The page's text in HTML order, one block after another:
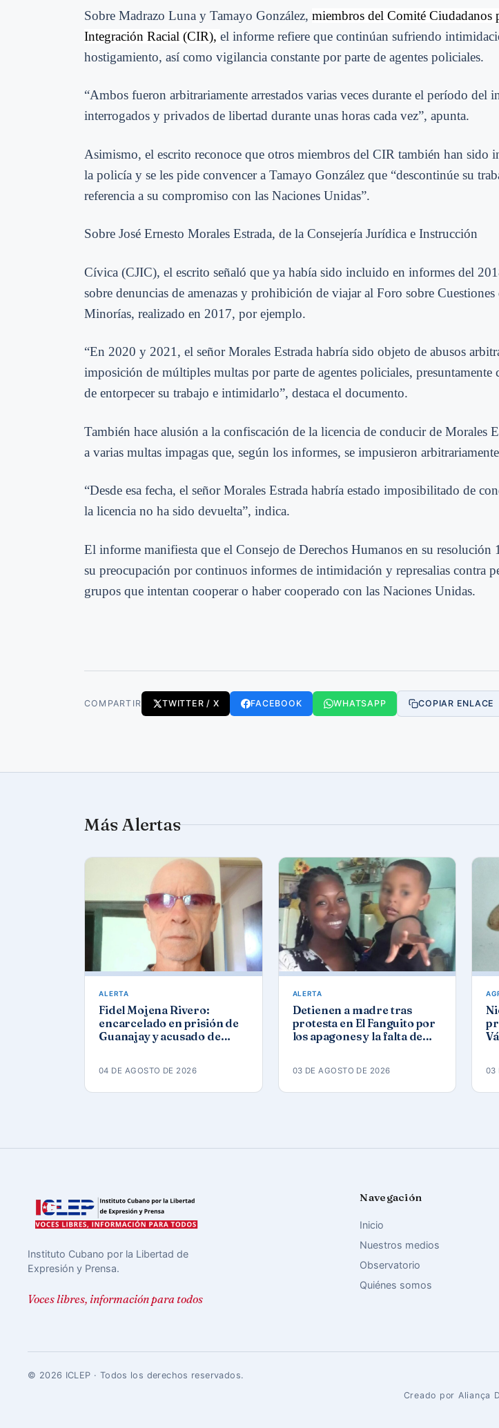
Sobre Madrazo Luna y Tamayo González, miembros del Comité Ciudadanos
Integración Racial (CIR), el informe refiere que continúan sufriendo
hostigamiento, así como vigilancia constante por parte de agentes policiales.
“Ambos fueron arbitrariamente arrestados varias veces durante el período del
interrogados y privados de libertad durante unas horas cada vez”, apunta.
Asimismo, el escrito reconoce que otros miembros del CIR también han sido
la policía y se les pide convencer a Tamayo González que “descontinúe su
referencia a su compromiso con las Naciones Unidas”.
Sobre José Ernesto Morales Estrada, de la Consejería Jurídica e Instrucción
Cívica (CJIC), el escrito señaló que ya había sido incluido en informes del
sobre denuncias de amenazas y prohibición de viajar al Foro sobre Cuestiones
Minorías, realizado en 2017, por ejemplo.
“En 2020 y 2021, el señor Morales Estrada habría sido objeto de abusos
imposición de múltiples multas por parte de agentes policiales, presuntamente
de entorpecer su trabajo e intimidarlo”, destaca el documento.
También hace alusión a la confiscación de la licencia de conducir de Morales
a varias multas impagas que, según los informes, se impusieron
“Desde esa fecha, el señor Morales Estrada habría estado imposibilitado de
la licencia no ha sido devuelta”, indica.
El informe manifiesta que el Consejo de Derechos Humanos en su resolución
su preocupación por continuos informes de intimidación y represalias contra
grupos que intentan cooperar o haber cooperado con las Naciones Unidas.
COMPARTIR TWITTER / X FACEBOOK WHATSAPP COPIAR ENLACE
Más Alertas
ALERTA
Fidel Mojena Rivero:
encarcelado en prisión de
Guanajay y acusado de
04 DE AGOSTO DE 2026
ALERTA
Detienen a madre tras
protesta en El Fanguito por
los apagones y la falta de
03 DE AGOSTO DE 2026 03
Instituto Cubano por la Libertad de
Expresión y Prensa.
Voces libres, información para todos
Navegación
Inicio
Nuestros medios
Observatorio
Quiénes somos
© 2026 ICLEP · Todos los derechos reservados.
Creado por Aliança